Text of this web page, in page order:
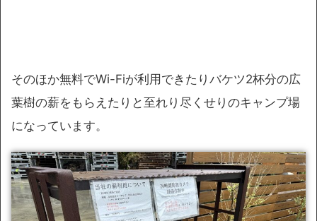
そのほか無料でWi-Fiが利用できたりバケツ2杯分の広
葉樹の薪をもらえたりと至れり尽くせりのキャンプ場
になっています。